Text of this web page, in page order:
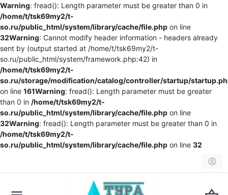
Warning: fread(): Length parameter must be greater than 0 in
/home/t/tsk69my2/t-
so.ru/public_html/system/library/cache/file.php on line
32Warning: Cannot modify header information - headers already
sent by (output started at /home/t/tsk69my2/t-
so.ru/public_html/system/framework.php:42) in
/home/t/tsk69my2/t-
so.ru/storage/modification/catalog/controller/startup/
on line 161Warning: fread(): Length parameter must be greater
than 0 in /home/t/tsk69my2/t-
so.ru/public_html/system/library/cache/file.php on line
32Warning: fread(): Length parameter must be greater than 0 in
/home/t/tsk69my2/t-
so.ru/public_html/system/library/cache/file.php on line 32